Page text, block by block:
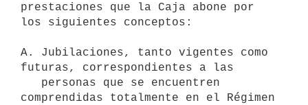
prestaciones que la Caja abone por
los siguientes conceptos:
A. Jubilaciones, tanto vigentes como
futuras, correspondientes a las
comprendidas totalmente en el Régimen